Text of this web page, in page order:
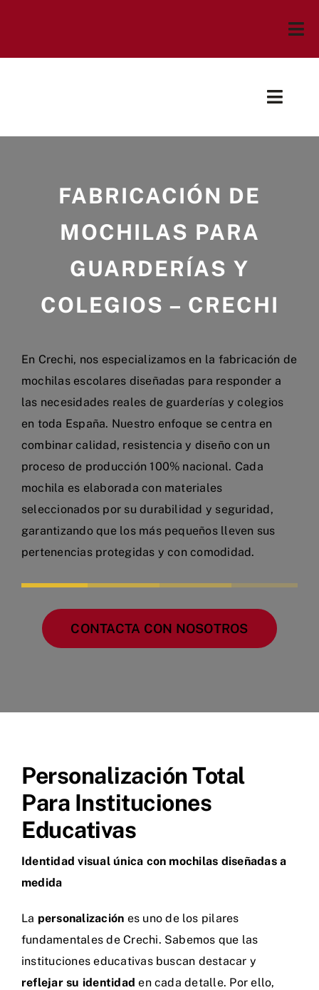
Contacto
Guarderías y
Deportes
Bolsos
Publicidad
FABRICACIÓN DE
MOCHILAS PARA
GUARDERÍAS Y
COLEGIOS – CRECHI
En Crechi, nos especializamos en la fabricación de
mochilas escolares diseñadas para responder a
las necesidades reales de guarderías y colegios
en toda España. Nuestro enfoque se centra en
combinar calidad, resistencia y diseño con un
proceso de producción 100% nacional. Cada
mochila es elaborada con materiales
seleccionados por su durabilidad y seguridad,
garantizando que los más pequeños lleven sus
pertenencias protegidas y con comodidad.
CONTACTA CON NOSOTROS
Personalización Total
Para Instituciones
Educativas
Identidad visual única con mochilas diseñadas a
medida
La personalización es uno de los pilares
fundamentales de Crechi. Sabemos que las
instituciones educativas buscan destacar y
reflejar su identidad en cada detalle. Por ello,